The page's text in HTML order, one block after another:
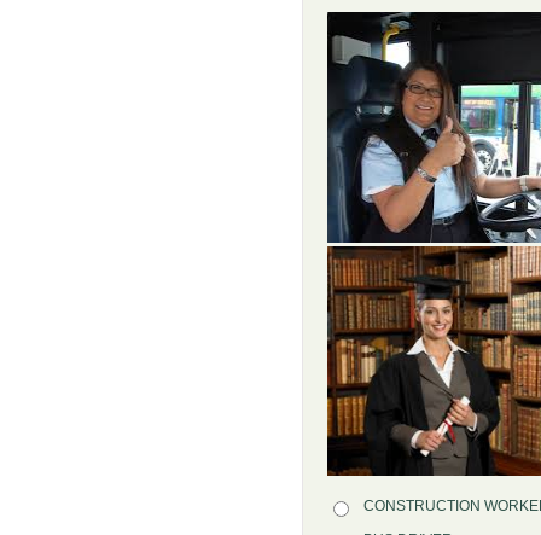
Pregunta
Respuestas
Opción 1CONSTRUCTION